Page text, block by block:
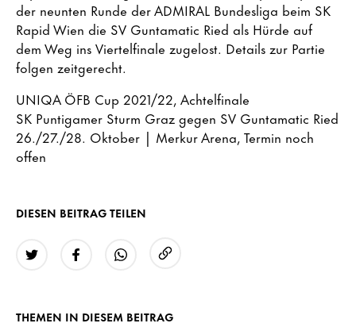
der neunten Runde der ADMIRAL Bundesliga beim SK
Rapid Wien die SV Guntamatic Ried als Hürde auf
dem Weg ins Viertelfinale zugelost. Details zur Partie
folgen zeitgerecht.
UNIQA ÖFB Cup 2021/22, Achtelfinale
SK Puntigamer Sturm Graz gegen SV Guntamatic Ried
26./27./28. Oktober | Merkur Arena, Termin noch
offen
DIESEN BEITRAG TEILEN
THEMEN IN DIESEM BEITRAG